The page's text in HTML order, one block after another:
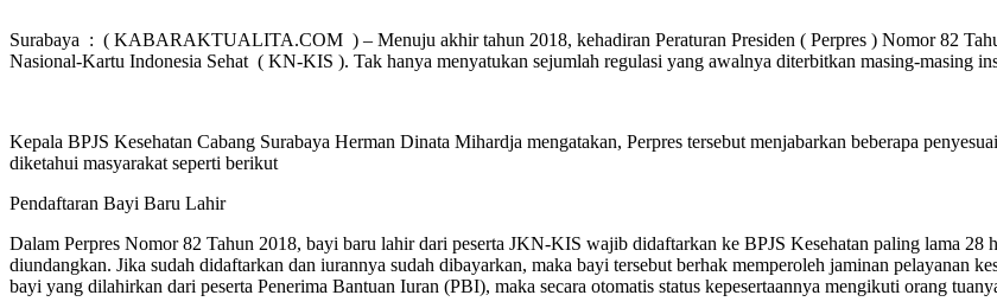
Surabaya : ( KABARAKTUALITA.COM ) – Menuju akhir tahun 2018, kehadiran Peraturan Presiden ( Perpres ) Nomor 82
Nasional-Kartu Indonesia Sehat ( KN-KIS ). Tak hanya menyatukan sejumlah regulasi yang awalnya diterbitkan masing-masing
Kepala BPJS Kesehatan Cabang Surabaya Herman Dinata Mihardja mengatakan, Perpres tersebut menjabarkan beberapa
diketahui masyarakat seperti berikut
Pendaftaran Bayi Baru Lahir
Dalam Perpres Nomor 82 Tahun 2018, bayi baru lahir dari peserta JKN-KIS wajib didaftarkan ke BPJS Kesehatan paling lama
diundangkan. Jika sudah didaftarkan dan iurannya sudah dibayarkan, maka bayi tersebut berhak memperoleh jaminan pelayanan
bayi yang dilahirkan dari peserta Penerima Bantuan Iuran (PBI), maka secara otomatis status kepesertaannya mengikuti orang